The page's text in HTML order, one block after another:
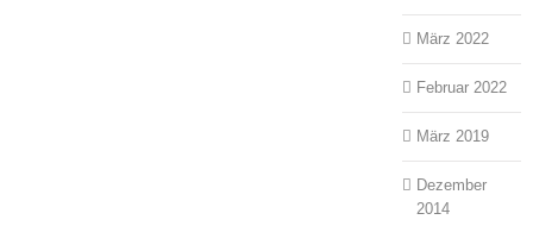
März 2022
Februar 2022
März 2019
Dezember
2014